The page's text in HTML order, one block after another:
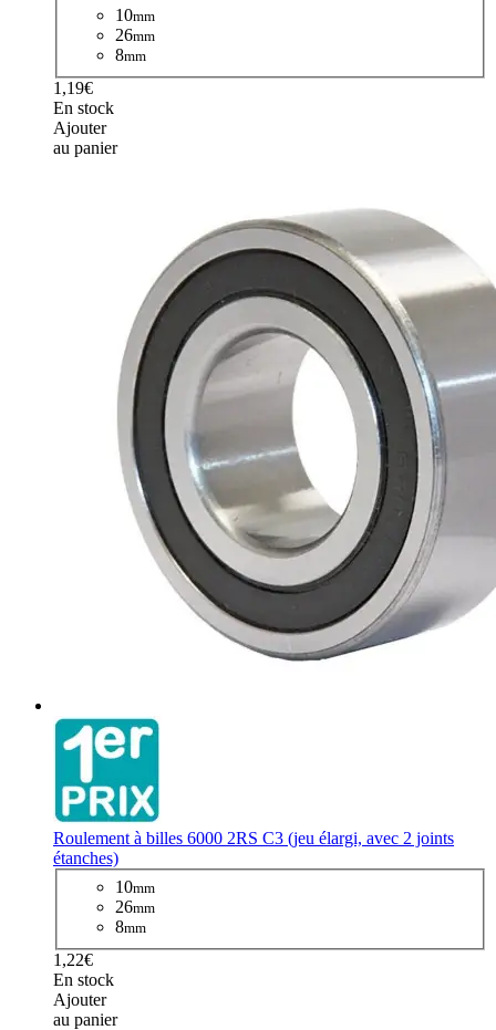
10mm
26mm
8mm
1,19€
En stock
Ajouter
au panier
Roulement à billes 6000 2RS C3 (jeu élargi, avec 2 joints
étanches)
10mm
26mm
8mm
1,22€
En stock
Ajouter
au panier